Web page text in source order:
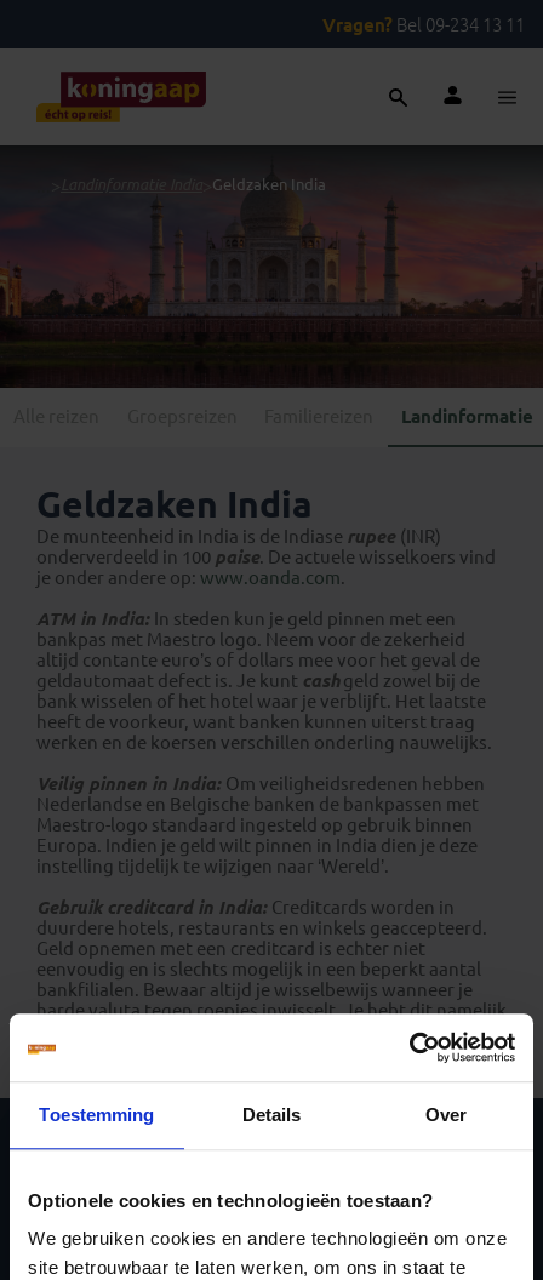
Toestemming Details Over
Optionele cookies en technologieën toestaan?
We gebruiken cookies en andere technologieën om onze
site betrouwbaar te laten werken, om ons in staat te
Vragen? Bel 09-234 13 11
Geldzaken India
Landinformatie
Geldzaken India
De munteenheid in India is de Indiase rupee (INR)
onderverdeeld in 100 paise. De actuele wisselkoers vind
je onder andere op: www.oanda.com.
ATM in India: In steden kun je geld pinnen met een
bankpas met Maestro logo. Neem voor de zekerheid
altijd contante euro’s of dollars mee voor het geval de
geldautomaat defect is. Je kunt cashgeld zowel bij de
bank wisselen of het hotel waar je verblijft. Het laatste
heeft de voorkeur, want banken kunnen uiterst traag
werken en de koersen verschillen onderling nauwelijks.
Veilig pinnen in India: Om veiligheidsredenen hebben
Nederlandse en Belgische banken de bankpassen met
Maestro-logo standaard ingesteld op gebruik binnen
Europa. Indien je geld wilt pinnen in India dien je deze
instelling tijdelijk te wijzigen naar ‘Wereld’.
Gebruik creditcard in India: Creditcards worden in
duurdere hotels, restaurants en winkels geaccepteerd.
Geld opnemen met een creditcard is echter niet
eenvoudig en is slechts mogelijk in een beperkt aantal
bankfilialen. Bewaar altijd je wisselbewijs wanneer je
harde valuta tegen roepies inwisselt. Je hebt dit namelijk
nodig als je bij het verlaten van India je overgebleven
rupees
voor de wekelijkse
nieuwsbrief